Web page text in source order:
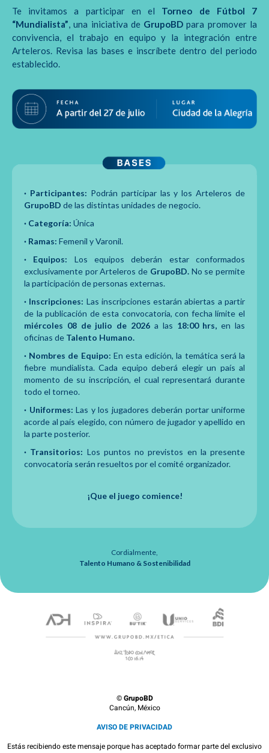
Te invitamos a participar en el Torneo de Fútbol 7
“Mundialista”, una iniciativa de GrupoBD para promover la
convivencia, el trabajo en equipo y la integración entre
Arteleros. Revisa las bases e inscríbete dentro del periodo
establecido.
· Participantes: Podrán participar las y los Arteleros de
GrupoBD de las distintas unidades de negocio.
· Categoría: Única
· Ramas: Femenil y Varonil.
· Equipos: Los equipos deberán estar conformados
exclusivamente por Arteleros de GrupoBD.No se permite
la participación de personas externas.
· Inscripciones: Las inscripciones estarán abiertas a partir
de la publicación de esta convocatoria, con fecha límite el
miércoles 08 de julio de 2026 a las 18:00 hrs, en las
oficinas de Talento Humano.
· Nombres de Equipo: En esta edición, la temática será la
fiebre mundialista. Cada equipo deberá elegir un país al
momento de su inscripción, el cual representará durante
todo el torneo.
· Uniformes: Las y los jugadores deberán portar uniforme
acorde al país elegido, con número de jugador y apellido en
la parte posterior.
· Transitorios: Los puntos no previstos en la presente
convocatoria serán resueltos por el comité organizador.
¡Que el juego comience!
Cordialmente,
Talento Humano & Sostenibilidad
©GrupoBD
Cancún, México
AVISO DE PRIVACIDAD
Estás recibiendo este mensaje porque has aceptado formar parte del exclusivo